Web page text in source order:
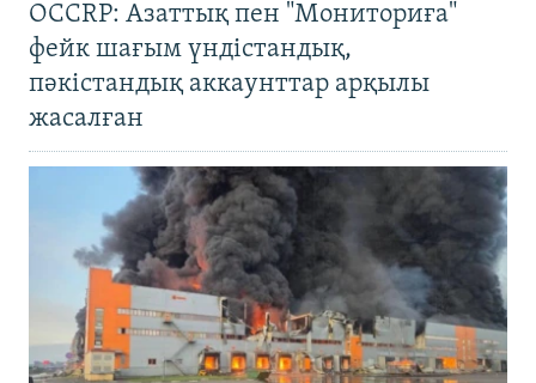
OCCRP: Азаттық пен "Мониториға"
фейк шағым үндістандық,
пәкістандық аккаунттар арқылы
жасалған